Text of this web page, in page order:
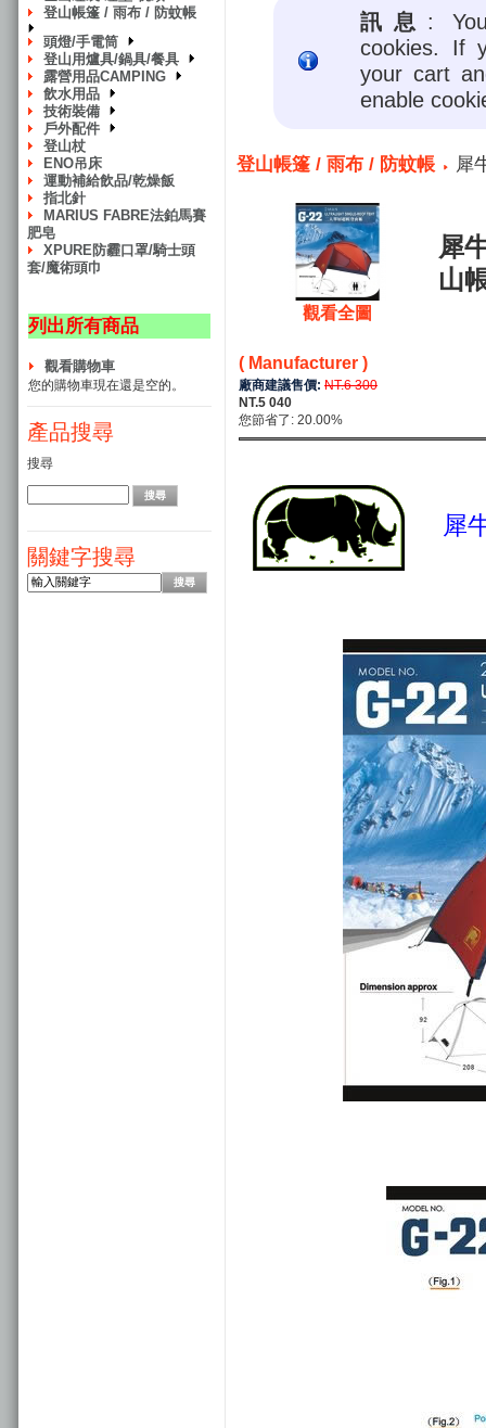
登山帳篷 / 雨布 / 防蚊帳
頭燈/手電筒
登山用爐具/鍋具/餐具
露營用品CAMPING
飲水用品
技術裝備
戶外配件
登山杖
ENO吊床
運動補給飲品/乾燥飯
指北針
MARIUS FABRE法鉑馬賽
肥皂
XPURE防霾口罩/騎士頭
套/魔術頭巾
列出所有商品
觀看購物車
您的購物車現在還是空的。
產品搜尋
搜尋
關鍵字搜尋
訊息 :
cookies. If
your cart
enable
登山帳篷 / 雨布 / 防蚊帳 犀
觀看全圖
犀
山
( Manufacturer )
廠商建議售價: NT.6 300
NT.5 040
您節省了: 20.00%
犀